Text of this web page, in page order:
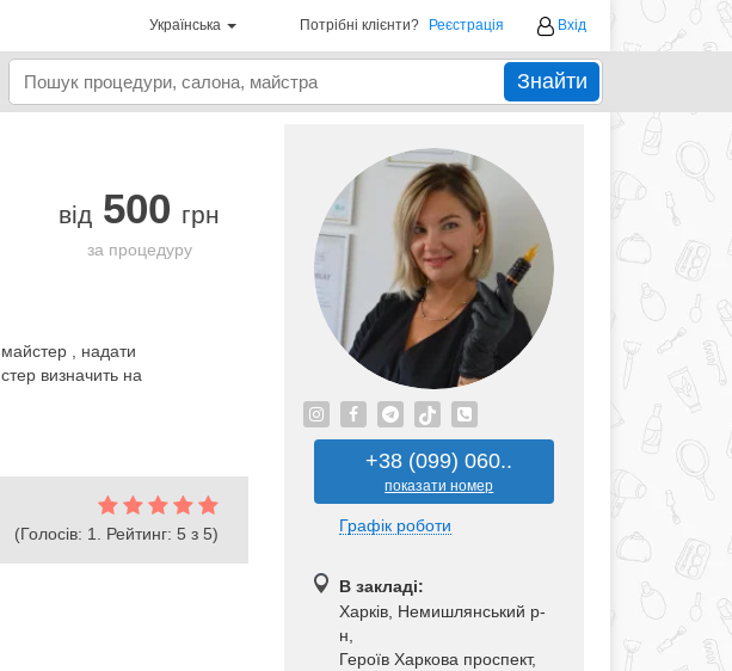
Українська Потрібні клієнти? Реєстрація Вхід
Знайти
від 500 грн
за процедуру
, надати
визначить на
(Голосів: 1. Рейтинг: 5 з 5)
+38 (099) 060..
показати номер
Графік роботи
В закладі:
Харків, Немишлянський р-
н
Героїв Харкова проспект,